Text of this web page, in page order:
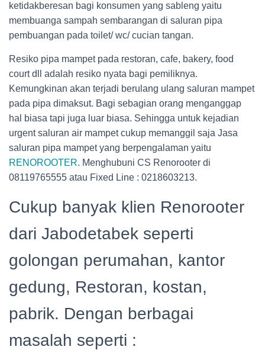
ketidakberesan bagi konsumen yang sableng yaitu
membuanga sampah sembarangan di saluran pipa
pembuangan pada toilet/ wc/ cucian tangan.
Resiko pipa mampet pada restoran, cafe, bakery, food
court dll adalah resiko nyata bagi pemiliknya.
Kemungkinan akan terjadi berulang ulang saluran mampet
pada pipa dimaksut. Bagi sebagian orang menganggap
hal biasa tapi juga luar biasa. Sehingga untuk kejadian
urgent saluran air mampet cukup memanggil saja Jasa
saluran pipa mampet yang berpengalaman yaitu
RENOROOTER. Menghubuni CS Renorooter di
08119765555 atau Fixed Line : 0218603213.
Cukup banyak klien Renorooter
dari Jabodetabek seperti
golongan perumahan, kantor
gedung, Restoran, kostan,
pabrik. Dengan berbagai
masalah seperti :